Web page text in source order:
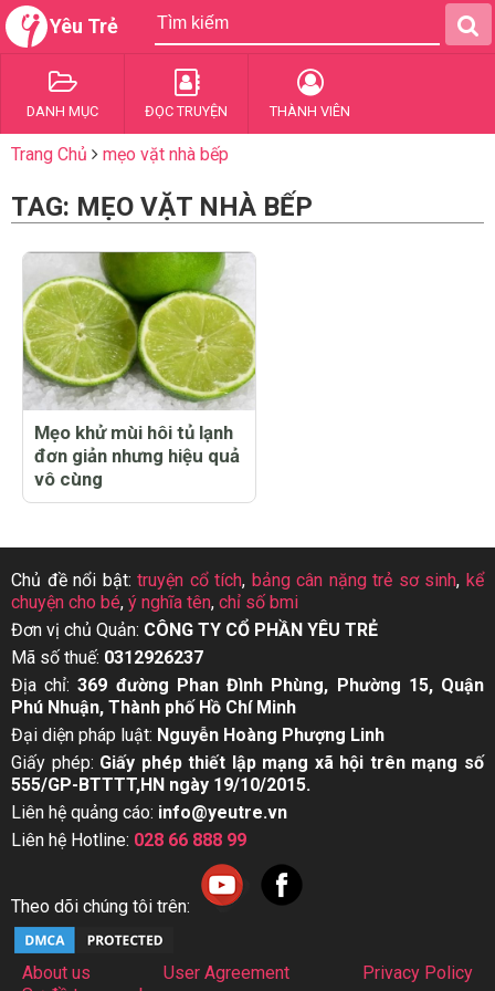
Yêu Trẻ
DANH MỤC ĐỌC TRUYỆN THÀNH VIÊN
Trang Chủ mẹo vặt nhà bếp
TAG: MẸO VẶT NHÀ BẾP
Mẹo khử mùi hôi tủ lạnh
đơn giản nhưng hiệu quả
vô cùng
Chủ đề nổi bật:truyện cổ tích, bảng cân nặng trẻ sơ sinh,kể
chuyện cho bé, ý nghĩa tên, chỉ số bmi
Đơn vị chủ Quản: CÔNG TY CỔ PHẦN YÊU TRẺ
Mã số thuế: 0312926237
Địa chỉ:369 đường Phan Đình Phùng, Phường 15, Quận
Phú Nhuận, Thành phố Hồ Chí Minh
Đại diện pháp luật: Nguyễn Hoàng Phượng Linh
Giấy phép: Giấy phép thiết lập mạng xã hội trên mạng số
555/GP-BTTTT,HN ngày 19/10/2015.
Liên hệ quảng cáo: info@yeutre.vn
Liên hệ Hotline: 028 66 888 99
Theo dõi chúng tôi trên:
About us User Agreement
Privacy Policy